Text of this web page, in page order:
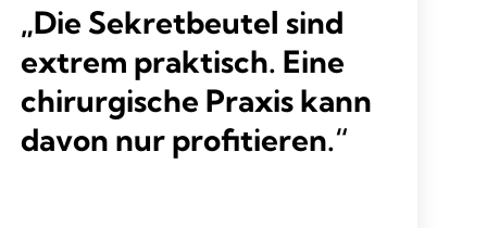
„Die Sekretbeutel sind
extrem praktisch. Eine
chirurgische Praxis kann
davon nur profitieren.“